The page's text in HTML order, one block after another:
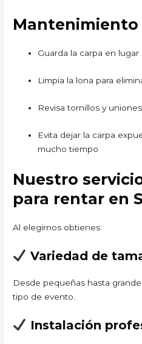
Mantenimiento
Guarda la carpa en
Limpia la lona para
Revisa tornillos y
Evita dejar la carpa
mucho tiempo
Nuestro
para rentar en
Al elegirnos obtienes:
Variedad de
Desde pequeñas hasta
tipo de evento.
Instalación